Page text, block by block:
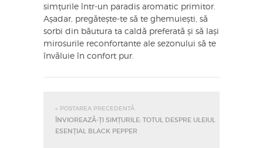
simțurile într-un paradis aromatic primitor.
Așadar, pregătește-te să te ghemuiești, să
sorbi din băutura ta caldă preferată și să lași
mirosurile reconfortante ale sezonului să te
învăluie în confort pur.
« POSTAREA PRECEDENTĂ
ÎNVIOREAZĂ-ȚI SIMȚURILE: TOTUL DESPRE ULEIUL
ESENȚIAL BLACK PEPPER